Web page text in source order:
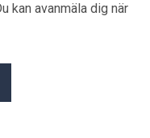
kan avanmäla dig när